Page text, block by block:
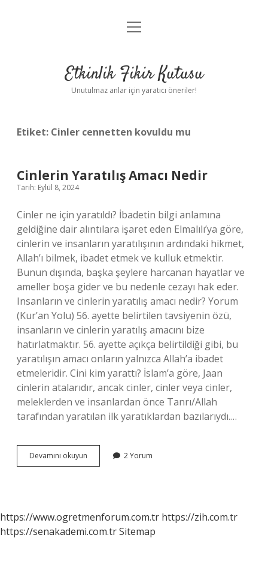
Anasayfa
Yasal Uyarı
menüyü
Etkinlik Fikir Kutusu
Unutulmaz anlar için yaratıcı öneriler!
Etiket: Cinler cennetten kovuldu mu
Cinlerin Yaratılış Amacı Nedir
Tarih: Eylül 8, 2024
Cinler ne için yaratıldı? İbadetin bilgi anlamına
geldiğine dair alıntılara işaret eden Elmalılı’ya göre,
cinlerin ve insanların yaratılışının ardındaki hikmet,
Allah’ı bilmek, ibadet etmek ve kulluk etmektir.
Bunun dışında, başka şeylere harcanan hayatlar ve
ameller boşa gider ve bu nedenle cezayı hak eder.
Insanların ve cinlerin yaratılış amacı nedir? Yorum
(Kur’an Yolu) 56. ayette belirtilen tavsiyenin özü,
insanların ve cinlerin yaratılış amacını bize
hatırlatmaktır. 56. ayette açıkça belirtildiği gibi, bu
yaratılışın amacı onların yalnızca Allah’a ibadet
etmeleridir. Cini kim yarattı? İslam’a göre, Jaan
cinlerin atalarıdır, ancak cinler, cinler veya cinler,
meleklerden ve insanlardan önce Tanrı/Allah
tarafından yaratılan ilk yaratıklardan bazılarıydı.…
Devamını okuyun
Yaratılış
2 Yorum
https://www.ogretmenforum.com.tr https://zih.com.tr
https://senakademi.com.trSitemap